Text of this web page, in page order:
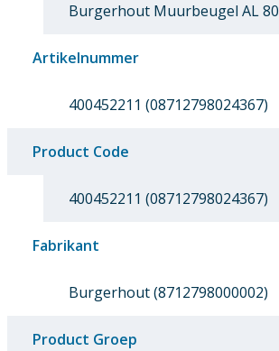
Burgerhout Muurbeugel AL 80
Artikelnummer
400452211 (08712798024367)
Product Code
400452211 (08712798024367)
Fabrikant
Burgerhout (8712798000002)
Product Groep